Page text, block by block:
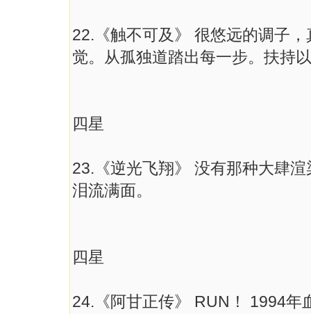
22.《触不可及》 很悠远的调子
觉。从孤独道踏出每一步。扶持
四星
23.《逆光飞翔》 没有那种大肆
泪流满面。
四星
24.《阿甘正传》 RUN！ 1994年